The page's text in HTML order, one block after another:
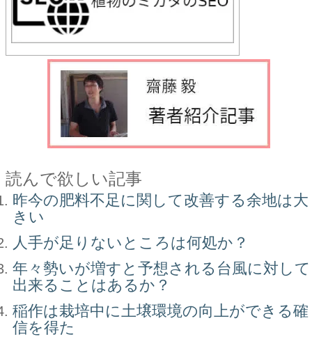
読んで欲しい記事
昨今の肥料不足に関して改善する余地は大
きい
人手が足りないところは何処か？
年々勢いが増すと予想される台風に対して
出来ることはあるか？
稲作は栽培中に土壌環境の向上ができる確
信を得た